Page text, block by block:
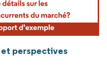
perspectives